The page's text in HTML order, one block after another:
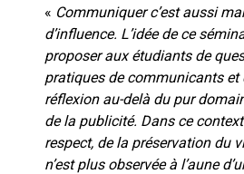
« Communiquer c’est aussi
d’influence. L’idée de ce
proposer aux étudiants de
pratiques de communicants et
réflexion au-delà du pur
de la publicité. Dans ce
respect, de la préservation du
n’est plus observée à l’aune